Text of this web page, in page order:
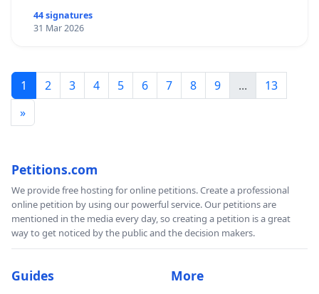
44 signatures
31 Mar 2026
1 2 3 4 5 6 7 8 9 ...
13
»
Petitions.com
We provide free hosting for online petitions. Create a professional
online petition by using our powerful service. Our petitions are
mentioned in the media every day, so creating a petition is a great
way to get noticed by the public and the decision makers.
Guides More